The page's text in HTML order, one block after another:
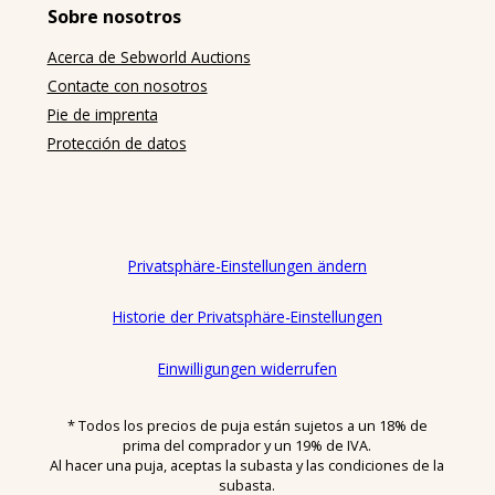
Zwecken abschließt, die überwiegend weder ihrer
Tätigkeit zugerechnet werden können. Unternehmer
ist eine natürliche oder juristische Person oder eine
rechtsfähige Personengesellschaft, die bei Abschluss
eines Rechtsgeschäfts in Ausübung ihrer
gewerblichen oder selbständigen beruflichen
insbesondere Design-Klassiker (nachfolgend
sebworld entweder im eigenen Namen und auf
eigenen Namen für Rechnung des Eigentümers
Rechnung des Eigentümers.
(4) Rangfolge: Diese AGB gelten ausschließlich.
Abweichende, entgegenstehende oder ergänzende
Sobre nosotros
Acerca de Sebworld Auctions
Contacte con nosotros
Pie de imprenta
Protección de datos
Privatsphäre-Einstellungen ändern
Historie der Privatsphäre-Einstellungen
Einwilligungen widerrufen
* Todos los precios de puja están sujetos a un 18% de
prima del comprador y un 19% de IVA.
Al hacer una puja, aceptas la subasta y las condiciones de la
subasta.